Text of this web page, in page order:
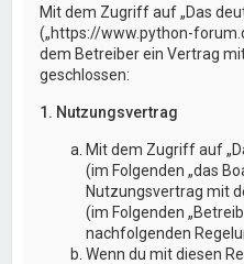
Mit dem Zugriff auf „Das
(„https://www.python-
dem Betreiber ein Vertrag
geschlossen:
1. Nutzungsvertrag
Mit dem Zugriff auf
(im Folgenden „das
Nutzungsvertrag mit
(im Folgenden
nachfolgenden
Wenn du mit diesen